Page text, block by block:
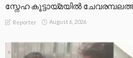
സ്നേഹ കൂട്ടായ്മയിൽ
Reporter August 6, 2026